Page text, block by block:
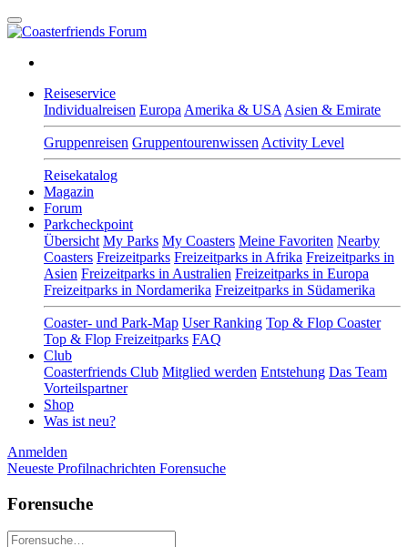
Reiseservice
Individualreisen Europa Amerika & USA Asien & Emirate
Gruppenreisen Gruppentourenwissen Activity Level
Reisekatalog
Magazin
Forum
Parkcheckpoint
Übersicht My Parks My Coasters Meine Favoriten Nearby
Coasters Freizeitparks Freizeitparks in Afrika Freizeitparks in
Asien Freizeitparks in Australien Freizeitparks in Europa
Freizeitparks in Nordamerika Freizeitparks in Südamerika
Coaster- und Park-Map User Ranking Top & Flop Coaster
Top & Flop Freizeitparks FAQ
Club
Coasterfriends Club Mitglied werden Entstehung Das Team
Vorteilspartner
Shop
Was ist neu?
Anmelden
Neueste Profilnachrichten Forensuche
Forensuche